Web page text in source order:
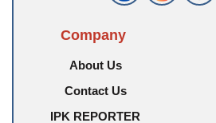
Company
About Us
Contact Us
IPK REPORTER